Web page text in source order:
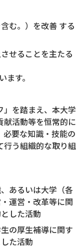
む。）を改善 する
せることを主たる
す。
を踏まえ、本大学
活動等を恒常的に
要な知識・技能の
行う組織的な取り組
あるいは大学（各
運営・改革等に関
した活動
の厚生補導に関す
た活動